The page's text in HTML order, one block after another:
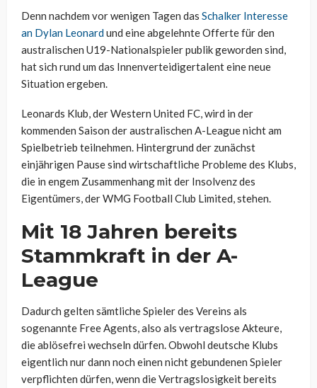
Denn nachdem vor wenigen Tagen das Schalker Interesse
an Dylan Leonardund eine abgelehnte Offerte für den
australischen U19-Nationalspieler publik geworden sind,
hat sich rund um das Innenverteidigertalent eine neue
Situation ergeben.
Leonards Klub, der Western United FC, wird in der
kommenden Saison der australischen A-League nicht am
Spielbetrieb teilnehmen. Hintergrund der zunächst
einjährigen Pause sind wirtschaftliche Probleme des Klubs,
die in engem Zusammenhang mit der Insolvenz des
Eigentümers, der WMG Football Club Limited, stehen.
Mit 18 Jahren bereits
Stammkraft in der A-
League
Dadurch gelten sämtliche Spieler des Vereins als
sogenannte Free Agents, also als vertragslose Akteure,
die ablösefrei wechseln dürfen. Obwohl deutsche Klubs
eigentlich nur dann noch einen nicht gebundenen Spieler
verpflichten dürfen, wenn die Vertragslosigkeit bereits